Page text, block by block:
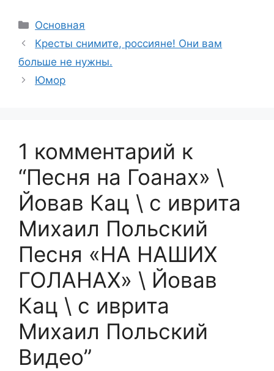
Рубрики
Основная
Кресты снимите, россияне! Они вам
больше не нужны.
Юмор
1 комментарий к
“Песня на Гоанах» \
Йовав Кац \ с иврита
Михаил Польский
Песня «НА НАШИХ
ГОЛАНАХ» \ Йовав
Кац \ с иврита
Михаил Польский
Видео”